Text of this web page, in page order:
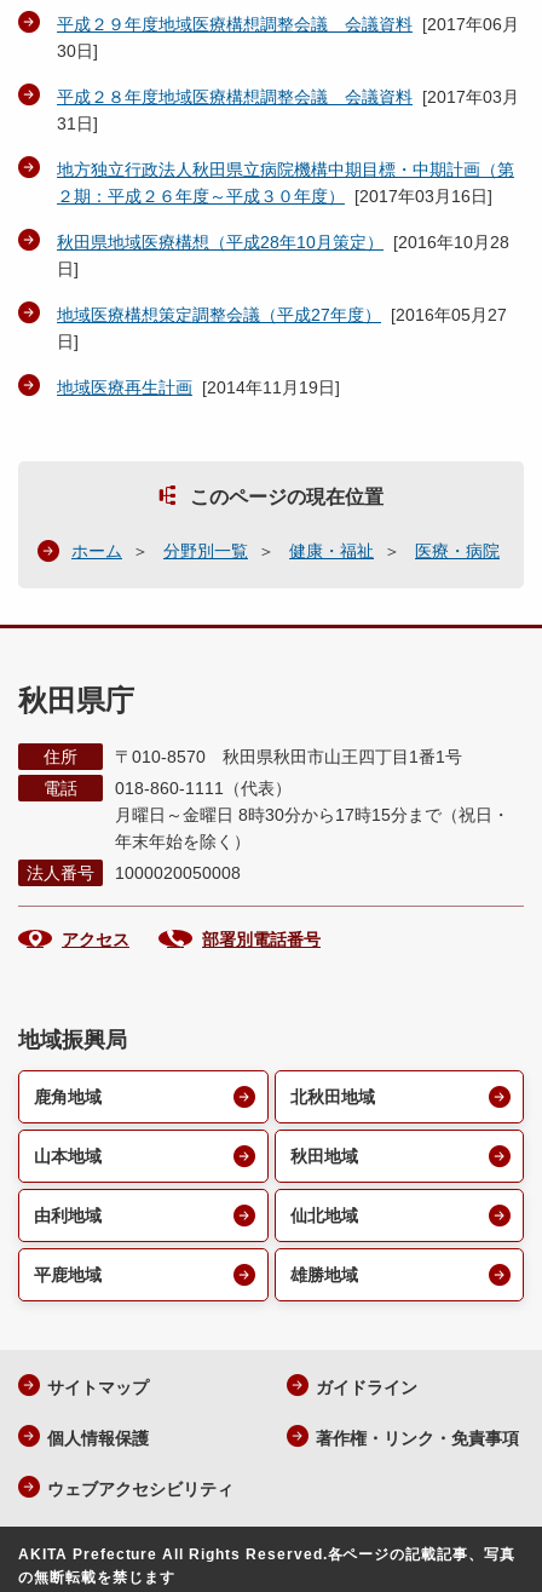
平成２９年度地域医療構想調整会議 会議資料 [2017年06月
30日]
平成２８年度地域医療構想調整会議 会議資料 [2017年03月
31日]
地方独立行政法人秋田県立病院機構中期目標・中期計画（第
２期：平成２６年度～平成３０年度）
[2017年03月16日]
秋田県地域医療構想（平成28年10月策定） [2016年10月28
日]
地域医療構想策定調整会議（平成27年度） [2016年05月27
日]
地域医療再生計画 [2014年11月19日]
このページの現在位置
ホーム 分野別一覧 健康・福祉 医療・病院
秋田県庁
住所
〒010-8570 秋田県秋田市山王四丁目1番1号
電話
018-860-1111（代表）
月曜日～金曜日 8時30分から17時15分まで （祝日・
年末年始を除く）
法人番号
1000020050008
アクセス 部署別電話番号
地域振興局
鹿角地域 北秋田地域
山本地域 秋田地域
由利地域 仙北地域
平鹿地域 雄勝地域
サイトマップ ガイドライン
個人情報保護 著作権・リンク・免責事項
ウェブアクセシビリティ
AKITA Prefecture All Rights Reserved.各ページの記載記事、写真
の無断転載を禁じます